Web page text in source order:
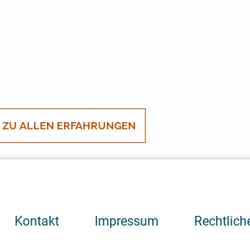
ZU ALLEN ERFAHRUNGEN
Kontakt Impressum